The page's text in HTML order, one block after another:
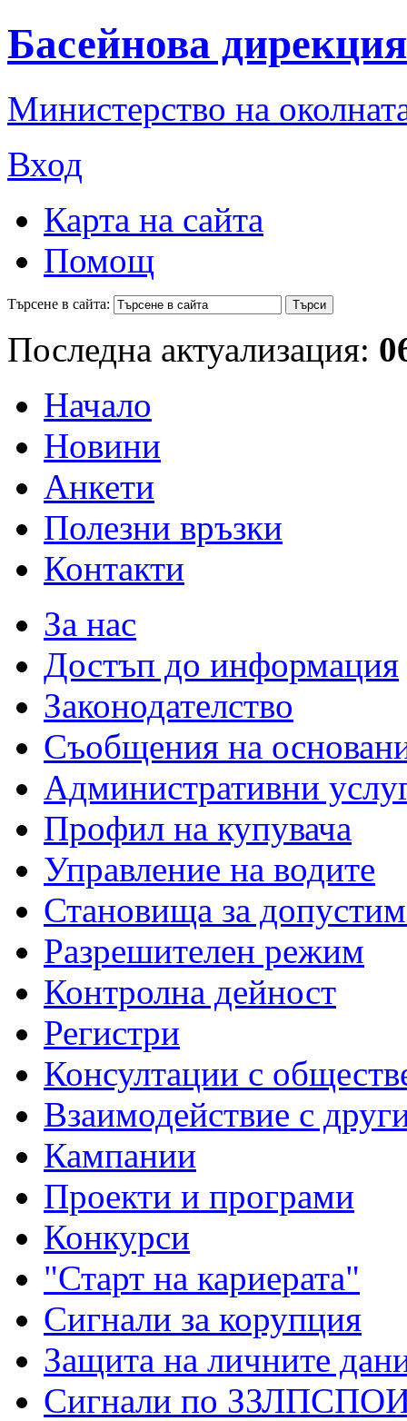
Басейнова
Министерство на
Вход
Карта на сайта
Помощ
Търсене в сайта:
Последна актуализация:
Начало
Новини
Анкети
Полезни връзки
Контакти
За нас
Достъп до информация
Законодателство
Съобщения на
Административни
Профил на купувача
Управление на водите
Становища за
Разрешителен режим
Контролна дейност
Регистри
Консултации с
Взаимодействие с
Кампании
Проекти и програми
Конкурси
"Старт на кариерата"
Сигнали за корупция
Защита на личните
Сигнали по